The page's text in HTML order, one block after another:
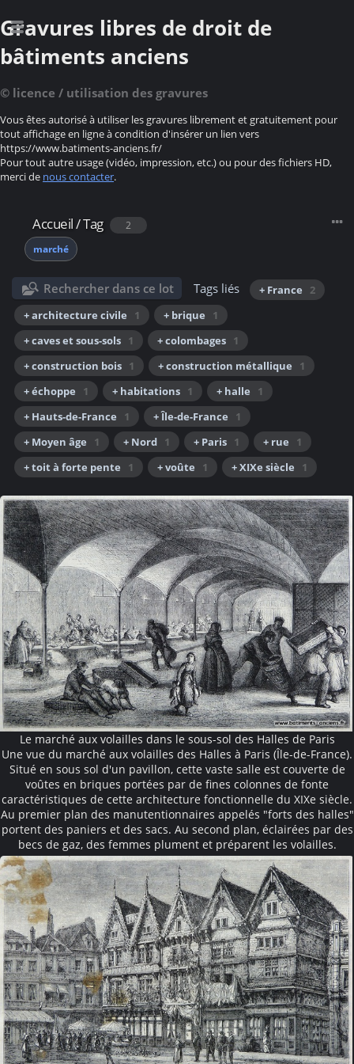
Gravures libres de droit de
bâtiments anciens
© licence / utilisation des gravures
Vous êtes autorisé à utiliser les gravures librement et gratuitement pour
tout affichage en ligne à condition d'insérer un lien vers
https://www.batiments-anciens.fr/
Pour tout autre usage (vidéo, impression, etc.) ou pour des fichiers HD,
merci de nous contacter.
Accueil/Tag
2
marché
Rechercher dans ce lot Tags liés + France
2
+ architecture civile
1 + brique
1
+ caves et sous-sols 1 + colombages 1
+ construction bois 1 + construction métallique
1
+ échoppe
1 + habitations 1 + halle
1
+ Hauts-de-France
1 + Île-de-France
1
+ Moyen âge
1 + Nord 1 + Paris 1 + rue
1
+ toit à forte pente
1 + voûte 1 + XIXe siècle 1
Le marché aux volailles dans le sous-sol des Halles de Paris
Une vue du marché aux volailles des Halles à Paris (Île-de-France).
Situé en sous sol d'un pavillon, cette vaste salle est couverte de
voûtes en briques portées par de fines colonnes de fonte
caractéristiques de cette architecture fonctionnelle du XIXe siècle.
Au premier plan des manutentionnaires appelés "forts des halles"
portent des paniers et des sacs. Au second plan, éclairées par des
becs de gaz, des femmes plument et préparent les volailles.